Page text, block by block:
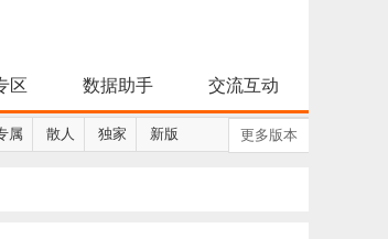
区 数据助手 交流互动
属 散人 独家 新版 更多版本